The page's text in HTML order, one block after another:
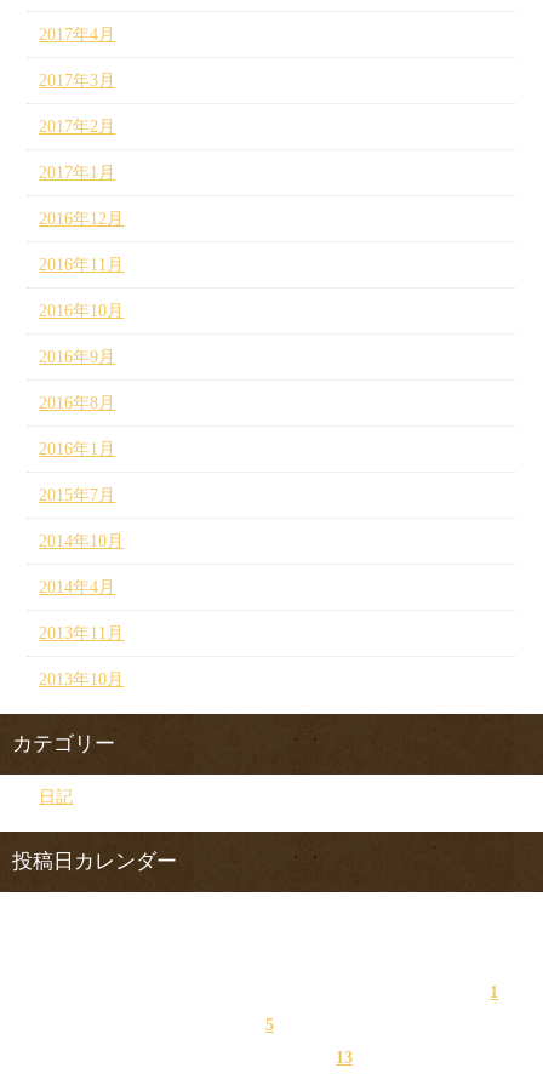
2017年4月
2017年3月
2017年2月
2017年1月
2016年12月
2016年11月
2016年10月
2016年9月
2016年8月
2016年1月
2015年7月
2014年10月
2014年4月
2013年11月
2013年10月
カテゴリー
日記
投稿日カレンダー
1
5
13